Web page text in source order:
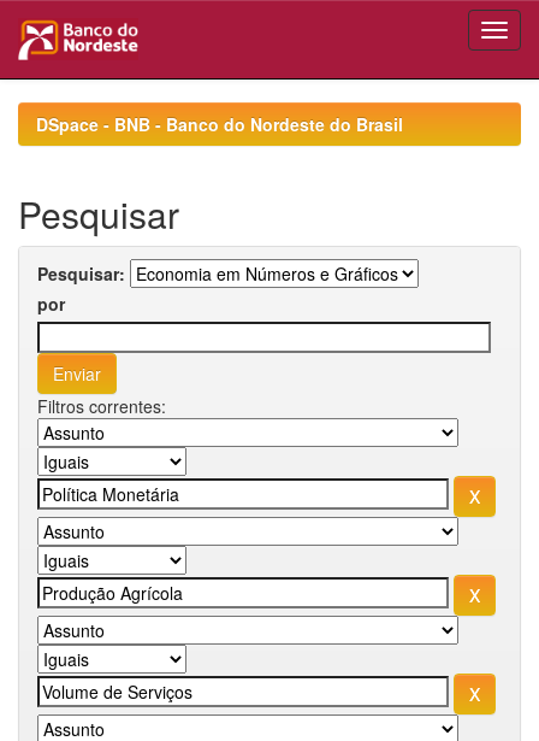
navigationDSpace - BNB - Banco do Nordeste do Brasil
Pesquisar
Pesquisar:
por
Filtros correntes: